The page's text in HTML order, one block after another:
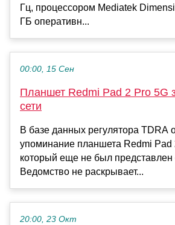
Гц, процессором Mediatek
ГБ оперативн...
00:00, 15 Сен
Планшет Redmi Pad 2 Pro 5G
сети
В базе данных регулятора TDRA
упоминание планшета Redmi Pad
который еще не был
Ведомство не раскрывает...
20:00, 23 Окт